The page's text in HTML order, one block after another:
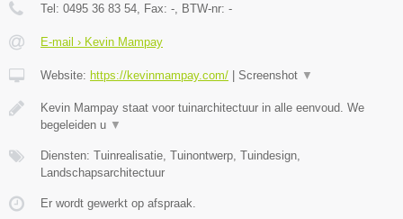
Tel: 0495 36 83 54 , Fax: - , BTW-nr: -
E-mail › Kevin Mampay
Website: https://kevinmampay.com/ Screenshot ▼
Kevin Mampay staat voor tuinarchitectuur in alle eenvoud. We
begeleiden u ▼
Diensten: Tuinrealisatie, Tuinontwerp, Tuindesign,
Landschapsarchitectuur
Er wordt gewerkt op afspraak.